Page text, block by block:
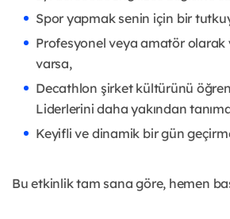
Spor yapmak senin için bir
Profesyonel veya amatör olarak
varsa,
Decathlon şirket kültürünü
Liderlerini daha yakından
Keyifli ve dinamik bir gün
Bu etkinlik tam sana göre, hemen